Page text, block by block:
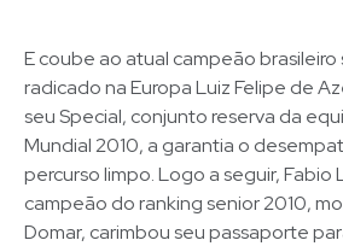
E coube ao atual campeão
radicado na Europa Luiz Felipe de
seu Special, conjunto reserva da
Mundial 2010, a garantia o
percurso limpo. Logo a seguir, Fabio
campeão do ranking senior 2010,
Domar, carimbou seu passaporte